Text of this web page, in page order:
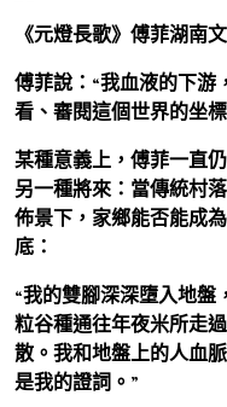
《元燈長歌》傅菲湖南
傅菲說：“我血液的下游
看、審閱這個世界的坐
某種意義上，傅菲一直
另一種將來：當傳統村
佈景下，家鄉能否能成
底：
“我的雙腳深深墮入地盤
粒谷種通往年夜米所走
散。我和地盤上的人血脈
是我的證詞。”